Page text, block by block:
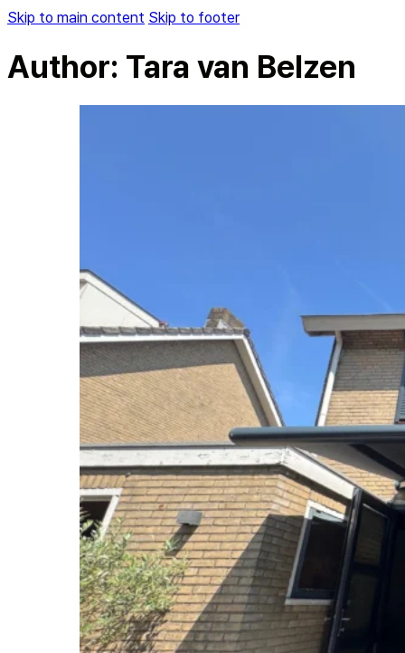
Skip to main content Skip to footer
Author: Tara van Belzen